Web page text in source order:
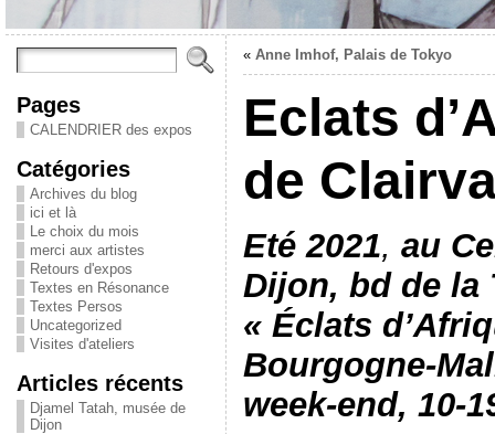
Pages
CALENDRIER des expos
Catégories
Archives du blog
ici et là
Le choix du mois
merci aux artistes
Retours d'expos
Textes en Résonance
Textes Persos
Uncategorized
Visites d'ateliers
Articles récents
Djamel Tatah, musée de
Dijon
« Anne Imhof, Palais de Tokyo
Eclats
de
Eté 2021, au
Dijon, bd de la
« Éclats
Bourgogne-
week-end, 10-